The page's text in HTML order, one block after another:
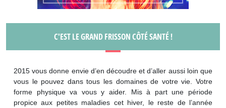
C'EST LE GRAND FRISSON CÔTÉ SANTÉ !
2015 vous donne envie d’en découdre et d’aller aussi loin que
vous le pouvez dans tous les domaines de votre vie. Votre
forme physique va vous y aider. Mis à part une période
propice aux petites maladies cet hiver, le reste de l’année